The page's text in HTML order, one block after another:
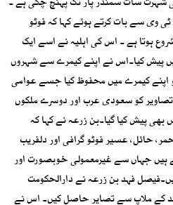
وی سے بات کرتے ہوئے کہا کہ فوٹو
کا سفر سنہ 2007 سے شروع ہوتا ہے ۔ اس کی اہلیہ نے اسے ایک
پیش کیا۔اس نے اپنے کیمرے سے شہروں
کیمرے میں محفوظ کیا جسے عوامی
کو سعودی عرب اور دوسرے ملکوں
پیش کیا گیا۔بن زرعہ نے کہا کہ
حائل، عسیر فوٹو گرافی اور دلفریب
ہیں جہاں سے غیرمعمولی خوبصورت اور
فہد بن زرعہ نے دارالحکومت
کے ملاپ سے تصایر حاصل کیں۔ اس نے